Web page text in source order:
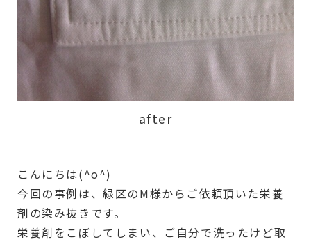
after
こんにちは(^o^)
今回の事例は、緑区のM様からご依頼頂いた栄養
剤の染み抜きです。
栄養剤をこぼしてしまい、ご自分で洗ったけど取